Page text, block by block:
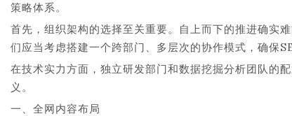
策略体系。
首先，组织架构的选择至关重要。自上而下的推进确实
们应当考虑搭建一个跨部门、多层次的协作模式，确保
在技术实力方面，独立研发部门和数据挖掘分析团队的
义。
一、全网内容布局